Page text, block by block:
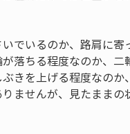
でいるのか、路肩に
落ちる程度なのか、
きを上げる程度なの
ませんが、見たまま